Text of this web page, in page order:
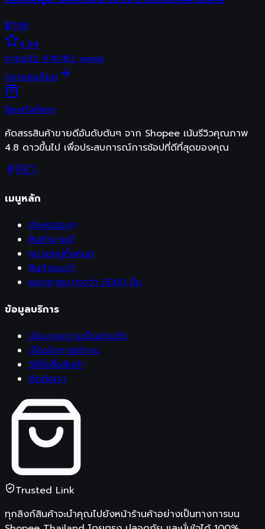
฿798
4.94
ขายแล้ว 9.1K182 views
ดูรายละเอียด
BestSellers
คัดสรรสินค้าขายดีอันดับต้นๆ จาก Shopee เน้นรีวิวคุณภาพ
4.8 ดาวขึ้นไป เพื่อประสบการณ์การช้อปที่ดีที่สุดของคุณ
เมนูหลัก
ดีลสุดฮอต
สินค้าขายดี
หมวดหมู่ทั้งหมด
สินค้าแนะนำ
ยอดขายมากกว่า 5000 ชิ้น
ข้อมูลบริการ
นโยบายความเป็นส่วนตัว
เงื่อนไขการใช้งาน
วิธีสั่งซื้อสินค้า
ติดต่อเรา
Trusted Link
ทุกลิงก์สินค้าจะนำคุณไปยังหน้าร้านค้าอย่างเป็นทางการบน